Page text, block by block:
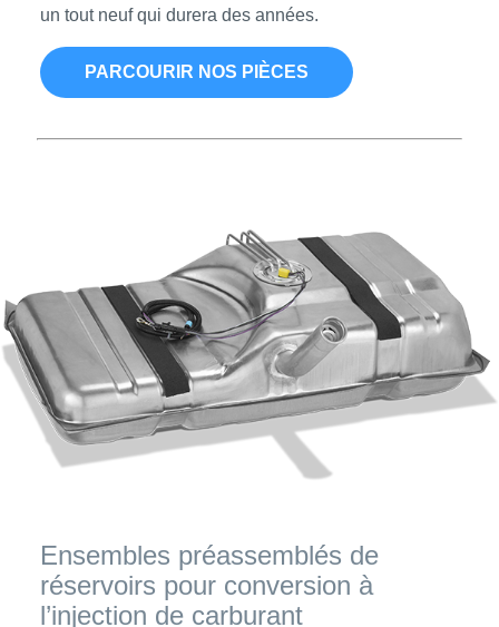
un tout neuf qui durera des années.
PARCOURIR NOS PIÈCES
Ensembles préassemblés de
réservoirs pour conversion à
l’injection de carburant